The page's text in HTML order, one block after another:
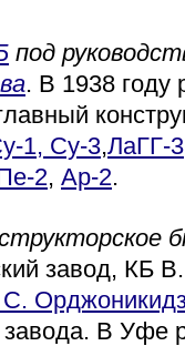
под
. В 1938 году
1, Су-3,ЛаГГ-3
2, Ар-2.
завод, КБ
С.
В Уфе